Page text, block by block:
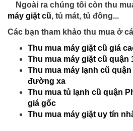
Ngoài ra chúng tôi còn thu
máy giặt cũ, tủ mát, tủ đông...
Các bạn tham khảo thu mua ở
Thu mua máy giặt cũ giá
Thu mua máy giặt cũ quận
Thu mua máy lạnh cũ
đường xa
Thu mua tủ lạnh cũ quận
giá gốc
Thu mua máy giặt uy tín